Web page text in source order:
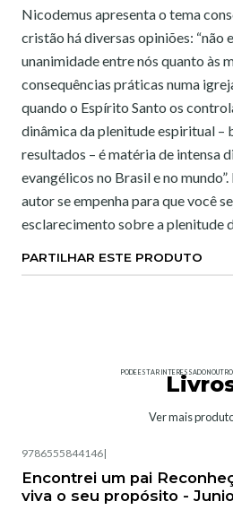
Nicodemus apresenta o tema
cristão há diversas opiniões: “não
unanimidade entre nós quanto às
consequências práticas numa
quando o Espírito Santo os
dinâmica da plenitude espiritual –
resultados – é matéria de intensa
evangélicos no Brasil e no
autor se empenha para que você
esclarecimento sobre a plenitude
PARTILHAR ESTE PRODUTO
PODE ESTAR INTERESSADO
Ver mais
9786555844146|
Encontrei um pai
viva o seu propósito -